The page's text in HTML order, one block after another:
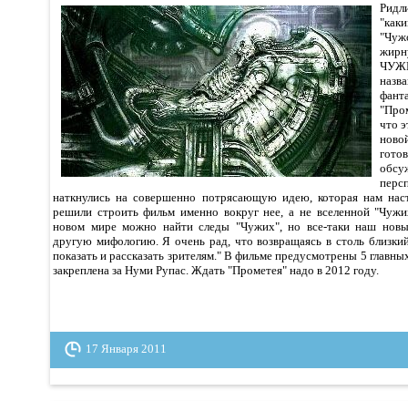
что
наткнулись на совершенно потрясающую идею, которая нам
решили строить фильм именно вокруг нее, а не вселенной
новом мире можно найти следы "Чужих", но все-таки наш
другую мифологию. Я очень рад, что возвращаясь в столь
показать и рассказать зрителям." В фильме предусмотрены 5
закреплена за Нуми Рупас. Ждать "Прометея" надо в 2012 году.
17 Января 2011